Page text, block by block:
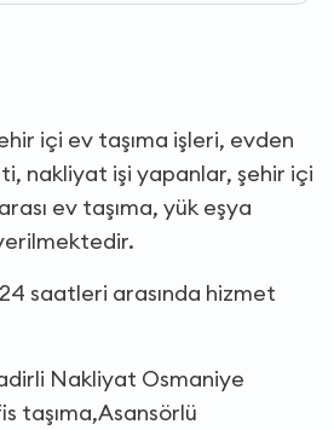
içi ev taşıma işleri, evden
nakliyat işi yapanlar, şehir içi
ev taşıma, yük eşya
saatleri arasında hizmet
Nakliyat Osmaniye
taşıma,Asansörlü